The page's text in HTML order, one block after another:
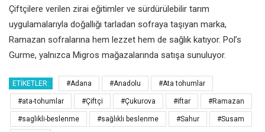
Çiftçilere verilen zirai eğitimler ve sürdürülebilir tarım
uygulamalarıyla doğallığı tarladan sofraya taşıyan marka,
Ramazan sofralarına hem lezzet hem de sağlık katıyor. Pol’s
Gurme, yalnızca Migros mağazalarında satışa sunuluyor.
ETIKETLER: #Adana #Anadolu #Ata tohumlar
#ata-tohumlar #Çiftçi #Çukurova #iftar #Ramazan
#saglikli-beslenme #sağlıklı beslenme #Sahur #Susam